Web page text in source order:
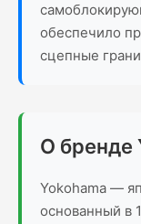
обеспечило
сцепные
О бренде
Yokohama —
основанный в